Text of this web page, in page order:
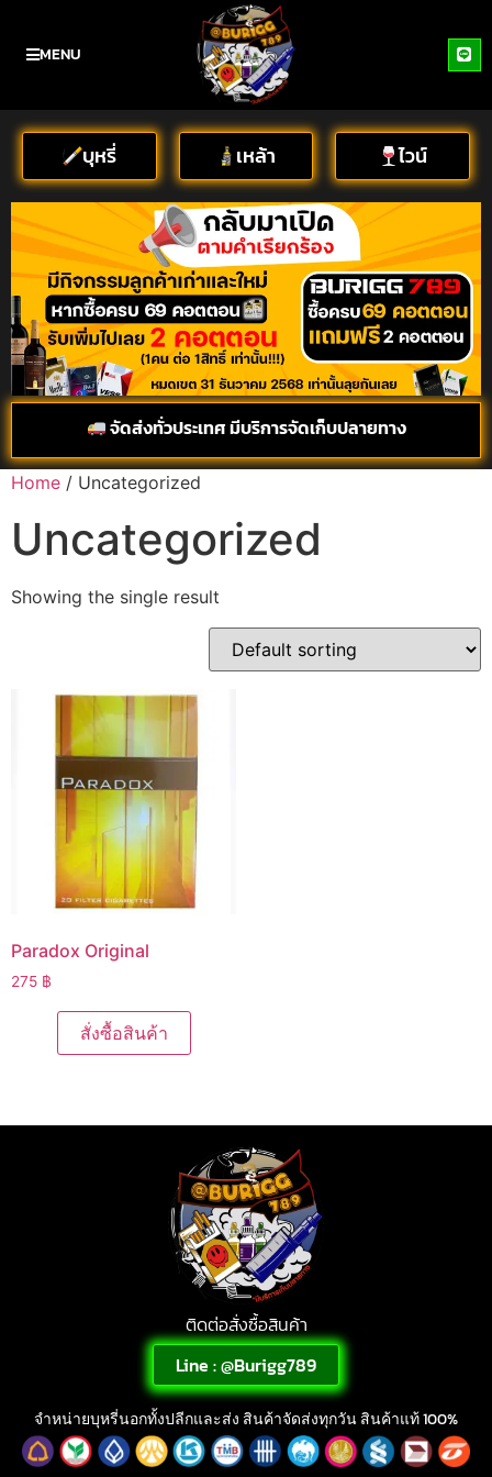
MENU
บุหรี่ เหล้า ไวน์
จัดส่งทั่วประเทศ มีบริการจัดเก็บปลายทาง
Home / Uncategorized
Uncategorized
Showing the single result
Paradox Original
275 ฿
สั่งซื้อสินค้า
ติดต่อสั่งซื้อสินค้า
Line : @Burigg789
จำหน่ายบุหรี่นอกทั้งปลีกและส่ง สินค้าจัดส่งทุกวัน สินค้าแท้ 100%